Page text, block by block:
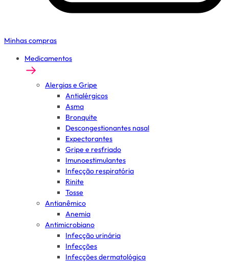
Minhas compras
Medicamentos
Alergias e Gripe
Antialérgicos
Asma
Bronquite
Descongestionantes nasal
Expectorantes
Gripe e resfriado
Imunoestimulantes
Infecção respiratória
Rinite
Tosse
Antianêmico
Anemia
Antimicrobiano
Infecção urinária
Infecções
Infecções dermatológica